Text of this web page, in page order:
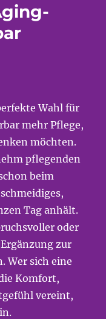
Wahl für
mehr Pflege,
möchten.
pflegenden
beim
Tag anhält.
oder
zur
Wer sich eine
Komfort,
vereint,